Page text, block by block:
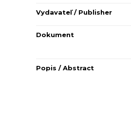
Vydavateľ / Publisher
Dokument
Popis / Abstract